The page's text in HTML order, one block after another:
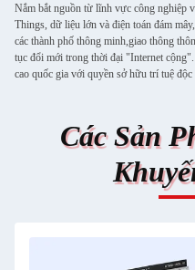
Nắm bắt nguồn từ lĩnh vực công nghiệp
Things, dữ liệu lớn và điện toán đám
các thành phố thông minh,giao thông
tục đổi mới trong thời đại "Internet
cao quốc gia với quyền sở hữu trí tuệ
Các Sản